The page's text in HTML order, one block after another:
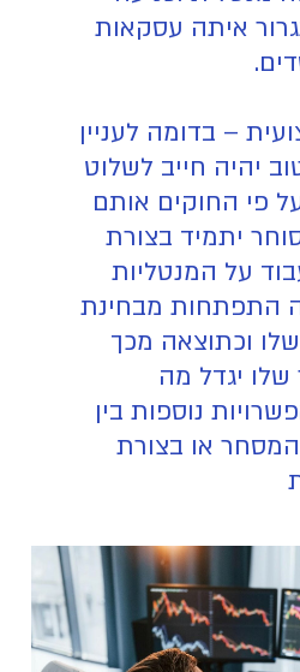
איתה עסקאות
– בדומה לעניין
יהיה חייב לשלוט
פי החוקים אותם
יתמיד בצורת
על המנטליות
התפתחות מבחינת
וכתוצאה מכך
יגדל מה
נוספות בין
או בצורת